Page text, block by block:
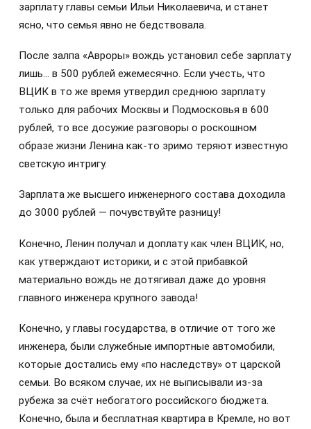
зарплату главы семьи Ильи Николаевича, и станет
ясно, что семья явно не бедствовала.
После залпа «Авроры» вождь установил себе зарплату
лишь… в 500 рублей ежемесячно. Если учесть, что
ВЦИК в то же время утвердил среднюю зарплату
только для рабочих Москвы и Подмосковья в 600
рублей, то все досужие разговоры о роскошном
образе жизни Ленина как-то зримо теряют известную
светскую интригу.
Зарплата же высшего инженерного состава доходила
до 3000 рублей — почувствуйте разницу!
Конечно, Ленин получал и доплату как член ВЦИК, но,
как утверждают историки, и с этой прибавкой
материально вождь не дотягивал даже до уровня
главного инженера крупного завода!
Конечно, у главы государства, в отличие от того же
инженера, были служебные импортные автомобили,
которые достались ему «по наследству» от царской
семьи. Во всяком случае, их не выписывали из-за
рубежа за счёт небогатого российского бюджета.
Конечно, была и бесплатная квартира в Кремле, но вот